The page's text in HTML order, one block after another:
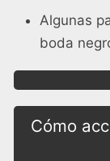
Algunas
boda
Cómo